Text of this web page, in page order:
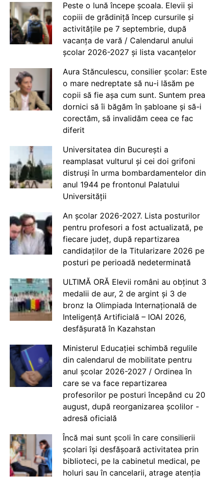
Peste o lună începe școala. Elevii și
copiii de grădiniță încep cursurile și
activitățile pe 7 septembrie, după
vacanța de vară / Calendarul anului
școlar 2026-2027 și lista vacanțelor
Aura Stănculescu, consilier școlar: Este
o mare nedreptate să nu-i lăsăm pe
copii să fie așa cum sunt. Suntem prea
dornici să îi băgăm în șabloane și să-i
corectăm, să invalidăm ceea ce fac
diferit
Universitatea din București a
reamplasat vulturul și cei doi grifoni
distruși în urma bombardamentelor din
anul 1944 pe frontonul Palatului
Universității
An școlar 2026-2027. Lista posturilor
pentru profesori a fost actualizată, pe
fiecare județ, după repartizarea
candidaților de la Titularizare 2026 pe
posturi pe perioadă nedeterminată
ULTIMĂ ORĂ Elevii români au obținut 3
medalii de aur, 2 de argint și 3 de
bronz la Olimpiada Internațională de
Inteligență Artificială – IOAI 2026,
desfășurată în Kazahstan
Ministerul Educației schimbă regulile
din calendarul de mobilitate pentru
anul școlar 2026-2027 / Ordinea în
care se va face repartizarea
profesorilor pe posturi începând cu 20
august, după reorganizarea școlilor -
adresă oficială
Încă mai sunt școli în care consilierii
școlari își desfășoară activitatea prin
biblioteci, pe la cabinetul medical, pe
holuri sau în cancelarii, atrage atenția